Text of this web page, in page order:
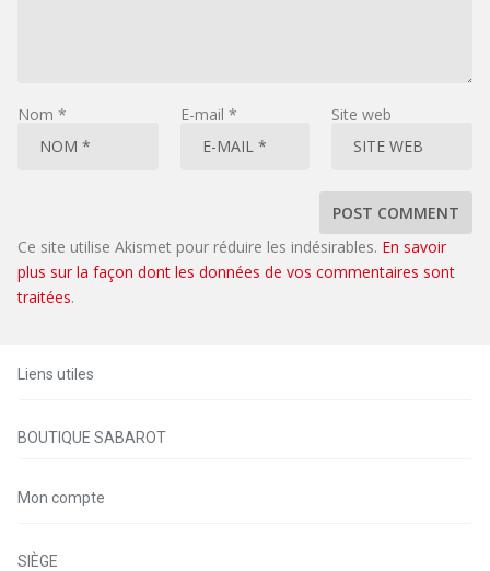
Nom * E-mail * Site web
Ce site utilise Akismet pour réduire les indésirables. En savoir
plus sur la façon dont les données de vos commentaires sont
traitées.
Liens utiles
BOUTIQUE SABAROT
Mon compte
SIÈGE